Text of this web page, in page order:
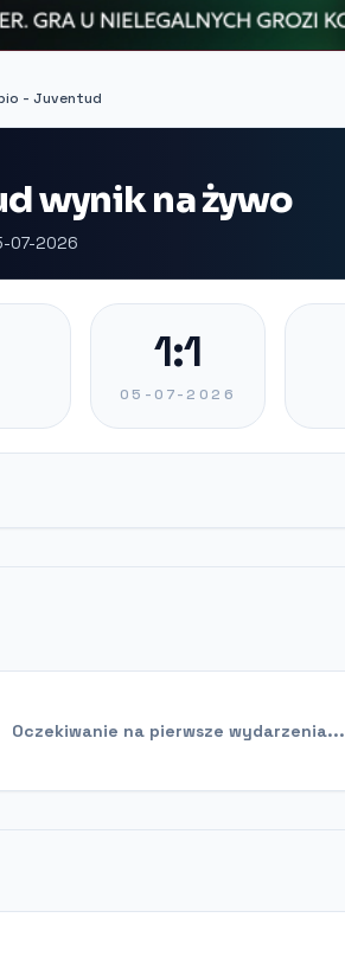
- Juventud
wynik na żywo
07-2026
1:1
05-07-2026
Oczekiwanie na pierwsze wydarzenia...